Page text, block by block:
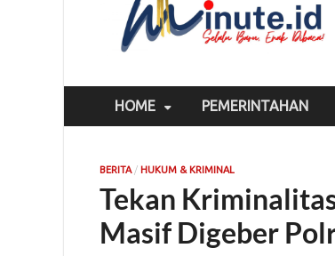
HOME PEMERINTAHAN
BERITA/ HUKUM & KRIMINAL
Tekan
Masif Digeber